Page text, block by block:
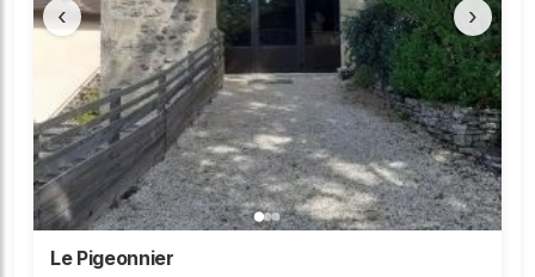
‹ ›
Le Pigeonnier